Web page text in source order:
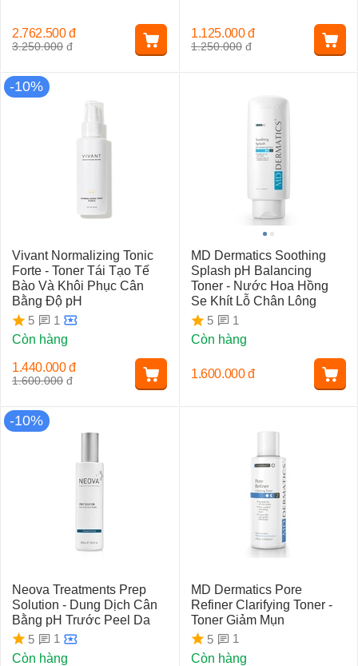
3.250.000 đ
2.762.500 đ
1.250.000 đ
1.125.000 đ
-10%
Vivant Normalizing Tonic
Forte - Toner Tái Tạo Tế
Bào Và Khôi Phục Cân
Bằng Độ pH
5
1
Còn hàng
1.600.000 đ
1.440.000 đ
MD Dermatics Soothing
Splash pH Balancing
Toner - Nước Hoa Hồng
Se Khít Lỗ Chân Lông
5
1
Còn hàng
1.600.000 đ
-10%
Neova Treatments Prep
Solution - Dung Dịch Cân
Bằng pH Trước Peel Da
5
1
Còn hàng
MD Dermatics Pore
Refiner Clarifying Toner -
Toner Giảm Mụn
5
1
Còn hàng